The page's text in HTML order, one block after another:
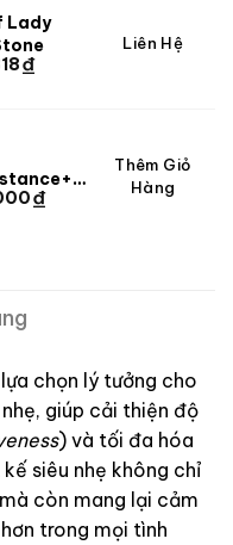
Lady
₫
603,818 ₫.
Liên Hệ
₫
Giá
GiáThêm Giỏ
Hàng
chọn lý tưởng cho
giúp cải thiện độ
) và tối đa hóa
siêu nhẹ không chỉ
còn mang lại cảm
trong mọi tình